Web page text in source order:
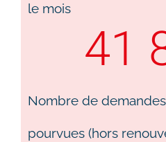
le mois
41
Nombre de
pourvues (hors